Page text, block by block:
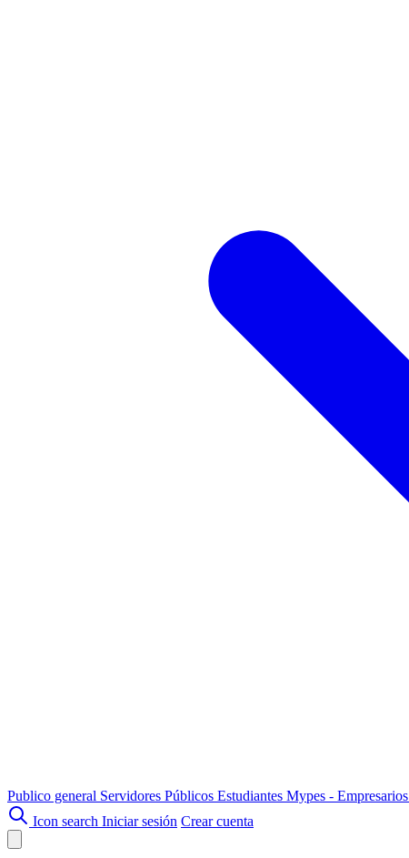
Publico general Servidores Públicos Estudiantes Mypes - Empresarios
Icon search Iniciar sesión Crear cuenta